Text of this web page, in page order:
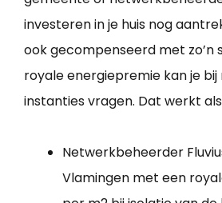
investeren in je huis nog
ook gecompenseerd met zo’n
royale energiepremie kan je
instanties vragen. Dat werkt
Netwerkbeheerder
Vlamingen met een